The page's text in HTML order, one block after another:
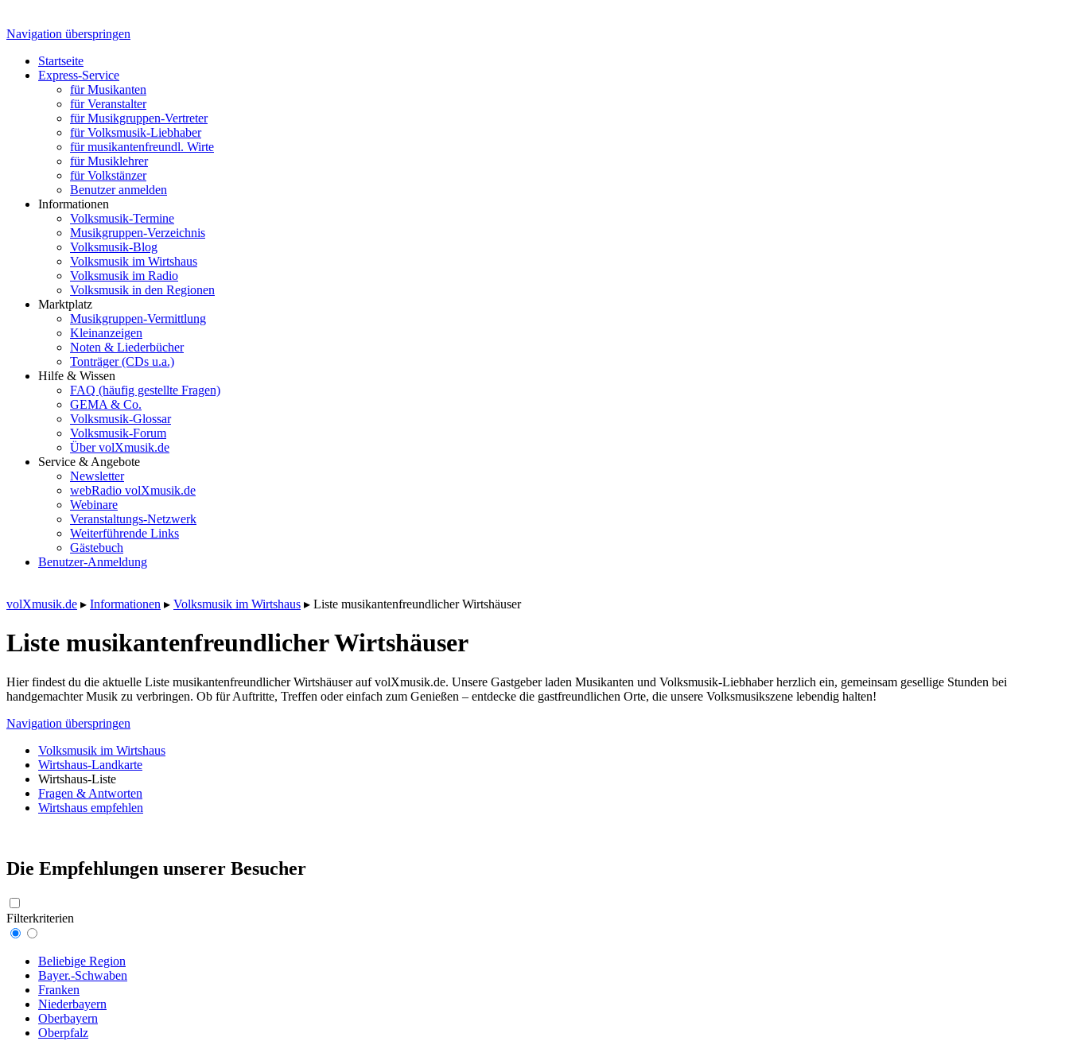
Navigation überspringen
Startseite
Express-Service
für Musikanten
für Veranstalter
für Musikgruppen-Vertreter
für Volksmusik-Liebhaber
für musikantenfreundl. Wirte
für Musiklehrer
für Volkstänzer
Benutzer anmelden
Informationen
Volksmusik-Termine
Musikgruppen-Verzeichnis
Volksmusik-Blog
Volksmusik im Wirtshaus
Volksmusik im Radio
Volksmusik in den Regionen
Marktplatz
Musikgruppen-Vermittlung
Kleinanzeigen
Noten & Liederbücher
Tonträger (CDs u.a.)
Hilfe & Wissen
FAQ (häufig gestellte Fragen)
GEMA & Co.
Volksmusik-Glossar
Volksmusik-Forum
Über volXmusik.de
Service & Angebote
Newsletter
webRadio volXmusik.de
Webinare
Veranstaltungs-Netzwerk
Weiterführende Links
Gästebuch
Benutzer-Anmeldung
volXmusik.de ▸ Informationen ▸ Volksmusik im Wirtshaus ▸ Liste musikanten­freundlicher Wirtshäuser
Liste musikanten­freundlicher Wirtshäuser
Hier findest du die aktuelle Liste musikantenfreundlicher Wirtshäuser auf volXmusik.de. Unsere Gastgeber laden Musikanten und Volksmusik-Liebhaber herzlich ein, gemeinsam gesellige Stunden bei
handgemachter Musik zu verbringen. Ob für Auftritte, Treffen oder einfach zum Genießen – entdecke die gastfreundlichen Orte, die unsere Volksmusikszene lebendig halten!
Navigation überspringen
Volksmusik im Wirtshaus
Wirtshaus-Landkarte
Wirtshaus-Liste
Fragen & Antworten
Wirtshaus empfehlen
Die Empfehlungen unserer Besucher
Filterkriterien
Beliebige Region
Bayer.-Schwaben
Franken
Niederbayern
Oberbayern
Oberpfalz